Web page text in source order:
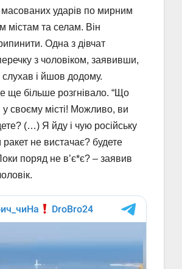
ударів по мирним
містам та селам. Він
Одна з дівчат
з чоловіком, заявивши,
і йшов додому.
ще більше розгнівало. “Що
своєму місті! Можливо, ви
(…) Я йду і чую російську
не вистачає? будете
поряд не в’є*є? – заявив